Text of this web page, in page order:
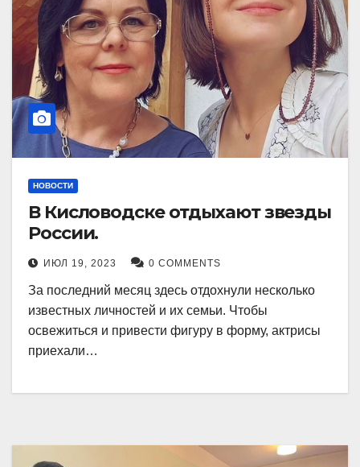
НОВОСТИ
В Кисловодске отдыхают звезды
России.
ИЮЛ 19, 2023 0 COMMENTS
За последний месяц здесь отдохнули несколько
известных личностей и их семьи. Чтобы
освежиться и привести фигуру в форму, актрисы
приехали…